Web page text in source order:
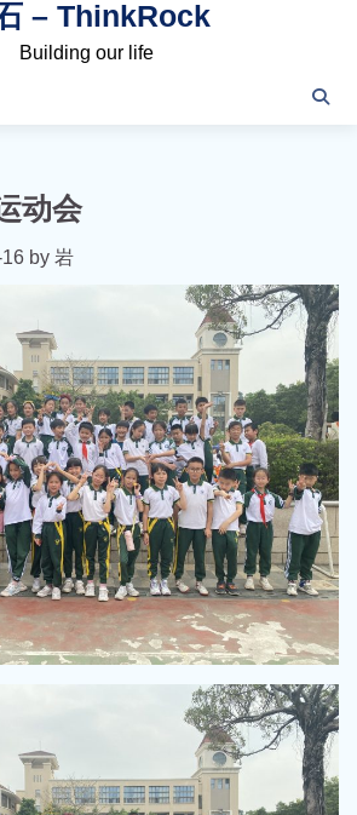
– ThinkRock
Building our life
动会
by 岩